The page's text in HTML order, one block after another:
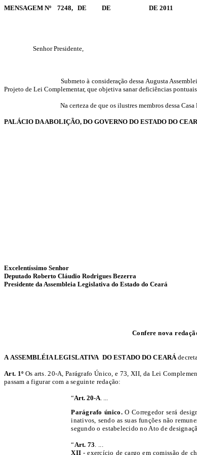
MENSAGEM Nº 7248, DE DE DE 2011
Senhor Presidente,
Submeto à consideração dessa Augusta
Projeto de Lei Complementar, que objetiva sanar deficiências
Na certeza de que os ilustres membros dessa
PALÁCIO DA ABOLIÇÃO, DO GOVERNO DO ESTADO DO
Excelentíssimo Senhor
Deputado Roberto Cláudio Rodrigues Bezerra
Presidente da Assembleia Legislativa do Estado do Ceará
Confere nova
A ASSEMBLÉIALEGISLATIVA DO ESTADO DO CEARÁ
Art. 1º Os arts. 20-A, Parágrafo Único, e 73, XII, da Lei
passam a figurar com a seguinte redação:
“Art. 20-A. ...
Parágrafo único.O Corregedor será
inativos, sendo as suas funções não
segundo o estabelecido no Ato de
“Art. 73. ...
XII -exercício de cargo em comissão de